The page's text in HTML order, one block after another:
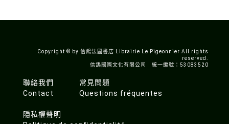
Copyright © by 信鴿法國書店 Librairie Le Pigeonnier All rights
reserved.
信鴿國際文化有限公司 統一編號：53083520
聯絡我們
Contact
常見問題
Questions fréquentes
隱私權聲明